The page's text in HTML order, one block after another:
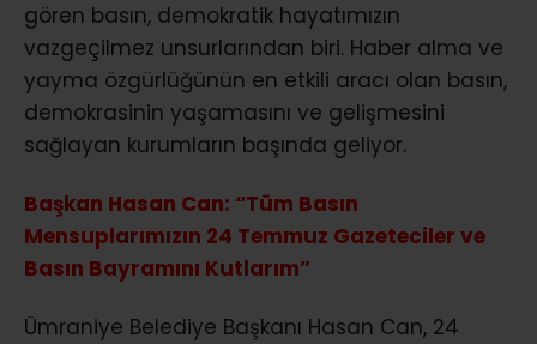
gören basın, demokratik hayatımızın
vazgeçilmez unsurlarından biri. Haber alma ve
yayma özgürlüğünün en etkili aracı olan basın,
demokrasinin yaşamasını ve gelişmesini
sağlayan kurumların başında geliyor.
Başkan Hasan Can: “Tüm Basın
Mensuplarımızın 24 Temmuz Gazeteciler ve
Basın Bayramını Kutlarım”
Ümraniye Belediye Başkanı Hasan Can, 24